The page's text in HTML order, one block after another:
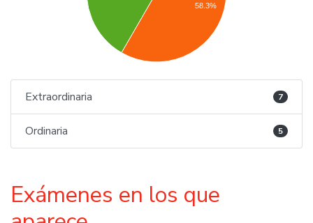
58.3%
Extraordinaria 7
Ordinaria 5
Exámenes en los que